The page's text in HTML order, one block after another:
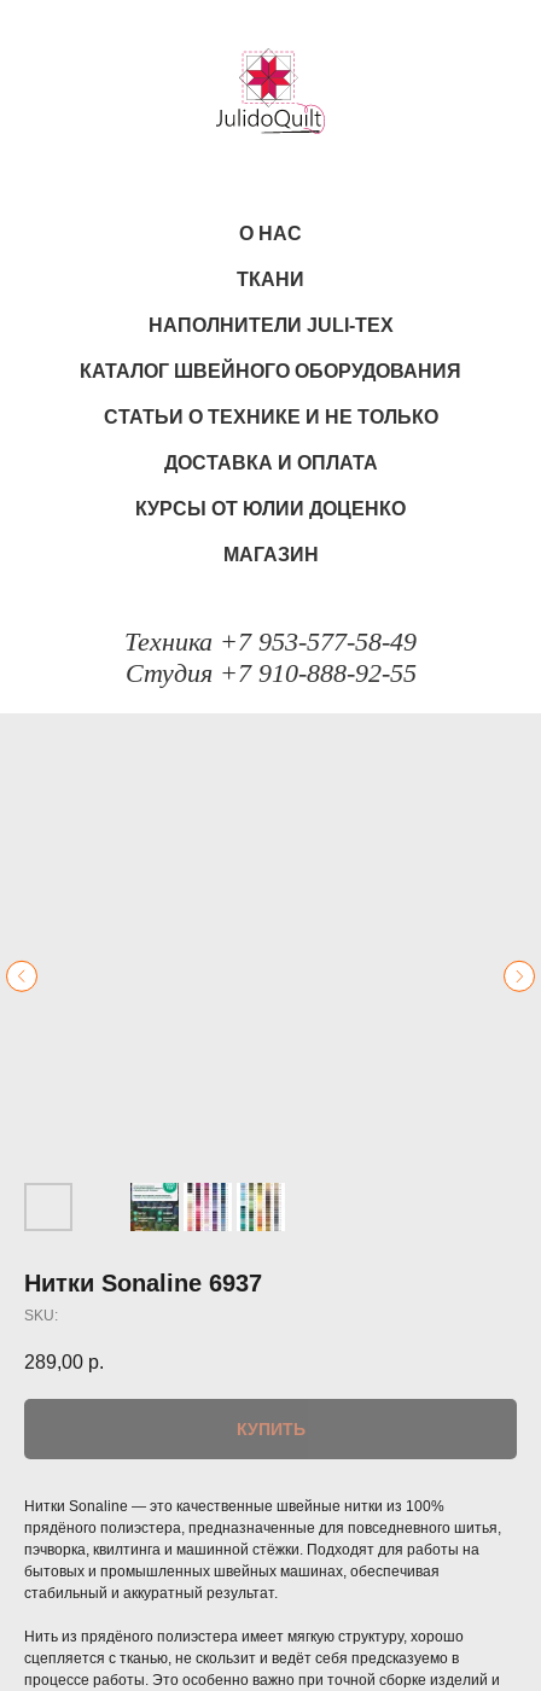
О НАС
ТКАНИ
НАПОЛНИТЕЛИ JULI-TEX
КАТАЛОГ ШВЕЙНОГО ОБОРУДОВАНИЯ
СТАТЬИ О ТЕХНИКЕ И НЕ ТОЛЬКО
ДОСТАВКА И ОПЛАТА
КУРСЫ ОТ ЮЛИИ ДОЦЕНКО
МАГАЗИН
Техника +7 953-577-58-49
Студия +7 910-888-92-55
Нитки Sonaline 6937
SKU:
289,00 р.
КУПИТЬ
Нитки Sonaline — это качественные швейные нитки из 100%
прядёного полиэстера, предназначенные для повседневного шитья,
пэчворка, квилтинга и машинной стёжки. Подходят для работы на
бытовых и промышленных швейных машинах, обеспечивая
стабильный и аккуратный результат.
Нить из прядёного полиэстера имеет мягкую структуру, хорошо
сцепляется с тканью, не скользит и ведёт себя предсказуемо в
процессе работы. Это особенно важно при точной сборке изделий и